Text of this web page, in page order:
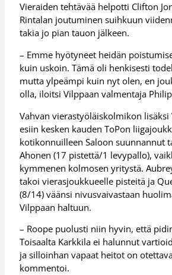
Vieraiden tehtävää helpotti Clifton
Rintalan joutuminen suihkuun
takia jo pian tauon jälkeen.
– Emme hyötyneet heidän
kuin uskoin. Tämä oli henkisesti
mutta ylpeämpi kuin nyt olen, en
olla, iloitsi Vilppaan valmentaja
Vahvan vierastyöläiskolmikon lisäksi
esiin kesken kauden ToPon
kotikonnuilleen Saloon suunnannut
Ahonen (17 pistettä/1 levypallo),
kymmenen kolmosen yritystä.
takoi vierasjoukkueelle pisteitä ja
(8/14) väänsi nivusvaivastaan
Vilppaan haltuun.
– Roope puolusti niin hyvin, että
Toisaalta Karkkila ei halunnut
ja silloinhan vapaat heitot on
kommentoi.